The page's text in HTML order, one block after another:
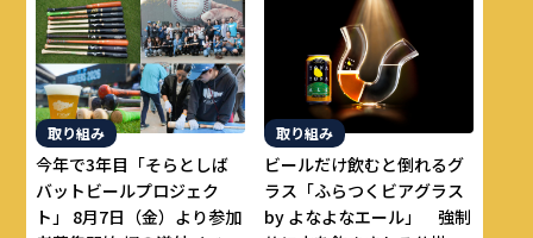
取り組み
今年で3年目「そらとしば
バットビールプロジェク
ト」 8月7日（金）より参加
取り組み
ビールだけ飲むと倒れるグ
ラス「ふらつくビアグラス
by よなよなエール」 強制